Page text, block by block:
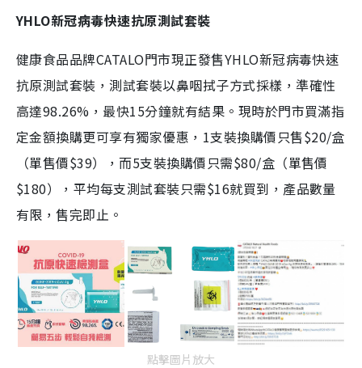
YHLO新冠病毒快速抗原測試套裝
健康食品品牌CATALO門市現正發售YHLO新冠病毒快速
抗原測試套裝，測試套裝以鼻咽拭子方式採樣，準確性
高達98.26%，最快15分鐘就有結果。現時於門市買滿指
定金額換購更可享有獨家優惠，1支裝換購價只售$20/盒
（單售價$39），而5支裝換購價只需$80/盒（單售價
$180），平均每支測試套裝只需$16就買到，產品數量
有限，售完即止。
點擊圖片放大